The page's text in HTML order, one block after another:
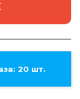
20 шт.